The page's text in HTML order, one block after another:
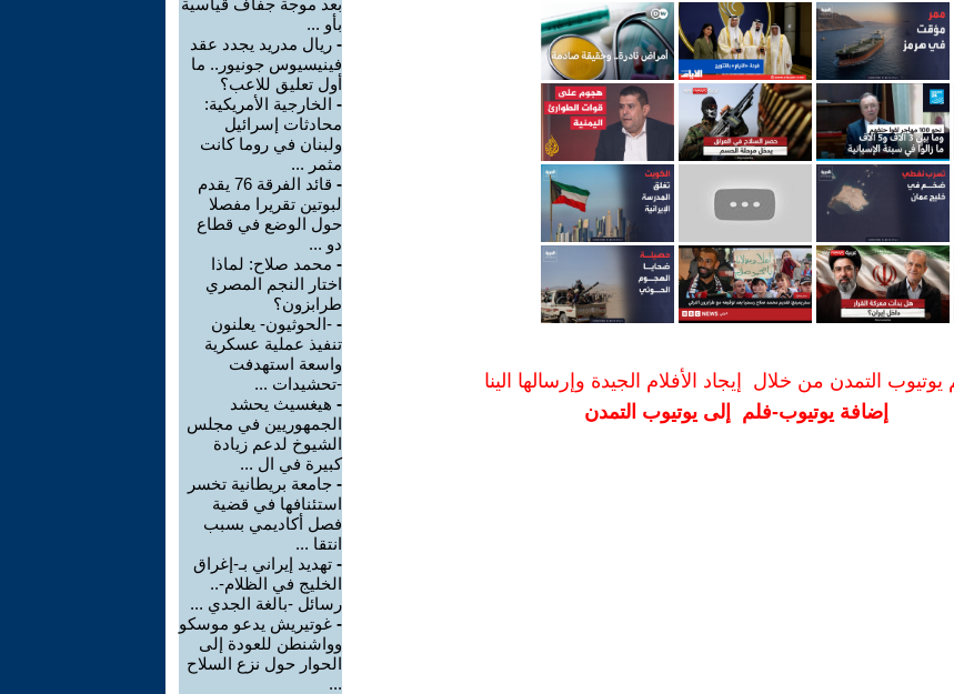
يوتيوب التمدن من خلال إيجاد الأفلام الجيدة وإرسالها الينا
إضافة يوتيوب-فلم إلى يوتيوب التمدن
بعد موجة جفاف قياسية
بأو ...
- ريال مدريد يجدد عقد
فينيسيوس جونيور.. ما
أول تعليق للاعب؟
- الخارجية الأمريكية:
محادثات إسرائيل
ولبنان في روما كانت
مثمر ...
-
قائد الفرقة 76 يقدم
لبوتين تقريرا مفصلا
حول الوضع في قطاع
دو ...
- محمد صلاح: لماذا
اختار النجم المصري
طرابزون؟
- -الحوثيون- يعلنون
تنفيذ عملية عسكرية
واسعة استهدفت
-تحشيدات ...
- هيغسيث يحشد
الجمهوريين في مجلس
الشيوخ لدعم زيادة
كبيرة في ال ...
- جامعة بريطانية تخسر
استئنافها في قضية
فصل أكاديمي بسبب
انتقا ...
- تهديد إيراني بـ-إغراق
الخليج في الظلام-..
رسائل -بالغة الجدي ...
- غوتيريش يدعو موسكو
وواشنطن للعودة إلى
الحوار حول نزع السلاح
...